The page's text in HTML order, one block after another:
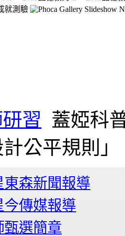
習 蓋婭科
公平規則」
東森新聞報導
今傳媒報導
甄選簡章